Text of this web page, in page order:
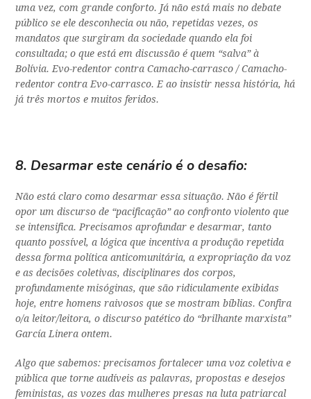
uma vez, com grande conforto. Já não está mais no debate
público se ele desconhecia ou não, repetidas vezes, os
mandatos que surgiram da sociedade quando ela foi
consultada; o que está em discussão é quem “salva” à
Bolívia. Evo-redentor contra Camacho-carrasco / Camacho-
redentor contra Evo-carrasco. E ao insistir nessa história, há
já três mortos e muitos feridos.
8. Desarmar este cenário é o desafio:
Não está claro como desarmar essa situação. Não é fértil
opor um discurso de “pacificação” ao confronto violento que
se intensifica. Precisamos aprofundar e desarmar, tanto
quanto possível, a lógica que incentiva a produção repetida
dessa forma política anticomunitária, a expropriação da voz
e as decisões coletivas, disciplinares dos corpos,
profundamente misóginas, que são ridiculamente exibidas
hoje, entre homens raivosos que se mostram bíblias. Confira
o/a leitor/leitora, o discurso patético do “brilhante marxista”
García Linera ontem.
Algo que sabemos: precisamos fortalecer uma voz coletiva e
pública que torne audíveis as palavras, propostas e desejos
feministas, as vozes das mulheres presas na luta patriarcal